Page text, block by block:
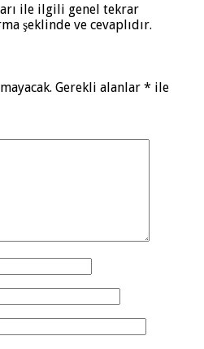
ile ilgili genel tekrar
şeklinde ve cevaplıdır.
Gerekli alanlar * ile